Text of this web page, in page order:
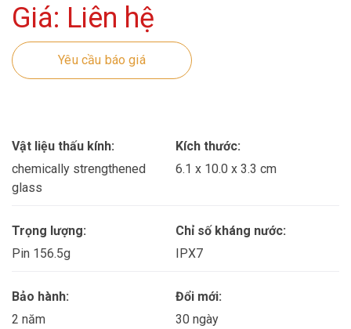
Giá: Liên hệ
Yêu cầu báo giá
Vật liệu thấu kính:
chemically strengthened
glass
Kích thước:
6.1 x 10.0 x 3.3 cm
Trọng lượng:
Pin 156.5g
Chỉ số kháng nước:
IPX7
Bảo hành:
2 năm
Đổi mới:
30 ngày